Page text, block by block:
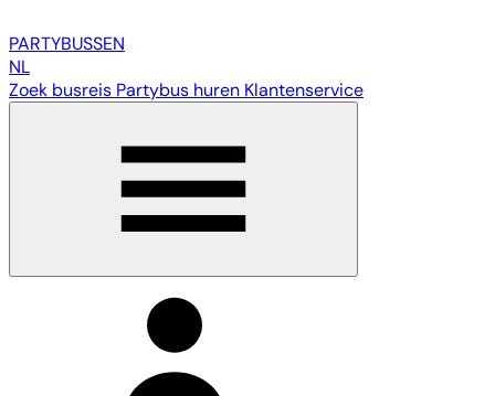
PARTYBUSSEN
NL
Zoek busreis Partybus huren Klantenservice